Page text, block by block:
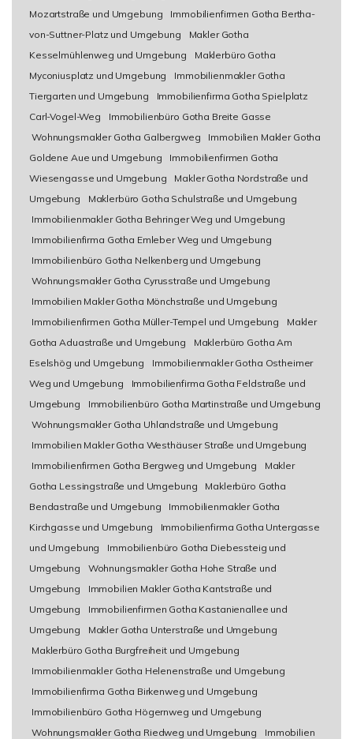
Mozartstraße und Umgebung
Immobilienfirmen Gotha Bertha-
von-Suttner-Platz und Umgebung
Makler Gotha
Kesselmühlenweg und Umgebung
Maklerbüro Gotha
Myconiusplatz und Umgebung
Immobilienmakler Gotha
Tiergarten und Umgebung
Immobilienfirma Gotha Spielplatz
Carl-Vogel-Weg
Immobilienbüro Gotha Breite Gasse
Wohnungsmakler Gotha Galbergweg
Immobilien Makler Gotha
Goldene Aue und Umgebung
Immobilienfirmen Gotha
Wiesengasse und Umgebung
Makler Gotha Nordstraße und
Umgebung
Maklerbüro Gotha Schulstraße und Umgebung
Immobilienmakler Gotha Behringer Weg und Umgebung
Immobilienfirma Gotha Emleber Weg und Umgebung
Immobilienbüro Gotha Nelkenberg und Umgebung
Wohnungsmakler Gotha Cyrusstraße und Umgebung
Immobilien Makler Gotha Mönchstraße und Umgebung
Immobilienfirmen Gotha Müller-Tempel und Umgebung
Makler
Gotha Aduastraße und Umgebung
Maklerbüro Gotha Am
Eselshög und Umgebung
Immobilienmakler Gotha Ostheimer
Weg und Umgebung
Immobilienfirma Gotha Feldstraße und
Umgebung
Immobilienbüro Gotha Martinstraße und Umgebung
Wohnungsmakler Gotha Uhlandstraße und Umgebung
Immobilien Makler Gotha Westhäuser Straße und Umgebung
Immobilienfirmen Gotha Bergweg und Umgebung
Makler
Gotha Lessingstraße und Umgebung
Maklerbüro Gotha
Bendastraße und Umgebung
Immobilienmakler Gotha
Kirchgasse und Umgebung
Immobilienfirma Gotha Untergasse
und Umgebung
Immobilienbüro Gotha Diebessteig und
Umgebung
Wohnungsmakler Gotha Hohe Straße und
Umgebung
Immobilien Makler Gotha Kantstraße und
Umgebung
Immobilienfirmen Gotha Kastanienallee und
Umgebung
Makler Gotha Unterstraße und Umgebung
Maklerbüro Gotha Burgfreiheit und Umgebung
Immobilienmakler Gotha Helenenstraße und Umgebung
Immobilienfirma Gotha Birkenweg und Umgebung
Immobilienbüro Gotha Högernweg und Umgebung
Wohnungsmakler Gotha Riedweg und Umgebung
Immobilien